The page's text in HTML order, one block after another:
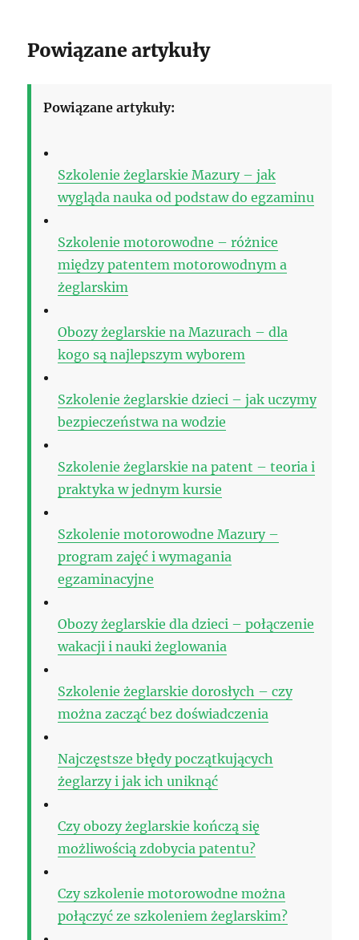
Powiązane artykuły
Powiązane artykuły:
Szkolenie żeglarskie Mazury – jak
wygląda nauka od podstaw do egzaminu
Szkolenie motorowodne – różnice
między patentem motorowodnym a
żeglarskim
Obozy żeglarskie na Mazurach – dla
kogo są najlepszym wyborem
Szkolenie żeglarskie dzieci – jak uczymy
bezpieczeństwa na wodzie
Szkolenie żeglarskie na patent – teoria i
praktyka w jednym kursie
Szkolenie motorowodne Mazury –
program zajęć i wymagania
egzaminacyjne
Obozy żeglarskie dla dzieci – połączenie
wakacji i nauki żeglowania
Szkolenie żeglarskie dorosłych – czy
można zacząć bez doświadczenia
Najczęstsze błędy początkujących
żeglarzy i jak ich uniknąć
Czy obozy żeglarskie kończą się
możliwością zdobycia patentu?
Czy szkolenie motorowodne można
połączyć ze szkoleniem żeglarskim?